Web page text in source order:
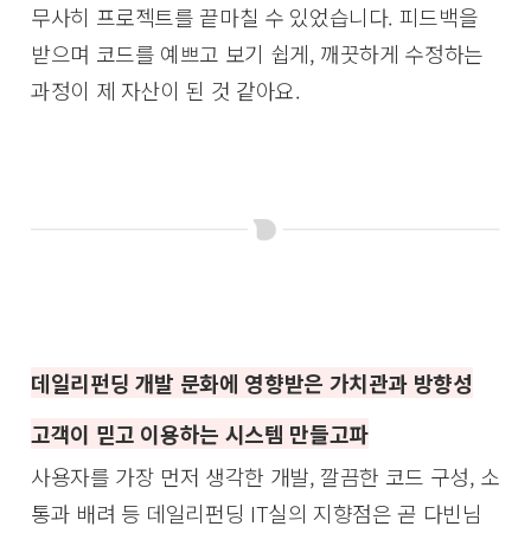
무사히 프로젝트를 끝마칠 수 있었습니다. 피드백을
받으며 코드를 예쁘고 보기 쉽게, 깨끗하게 수정하는
과정이 제 자산이 된 것 같아요.
데일리펀딩 개발 문화에 영향받은 가치관과 방향성
고객이 믿고 이용하는 시스템 만들고파
사용자를 가장 먼저 생각한 개발, 깔끔한 코드 구성, 소
통과 배려 등 데일리펀딩 IT실의 지향점은 곧 다빈님